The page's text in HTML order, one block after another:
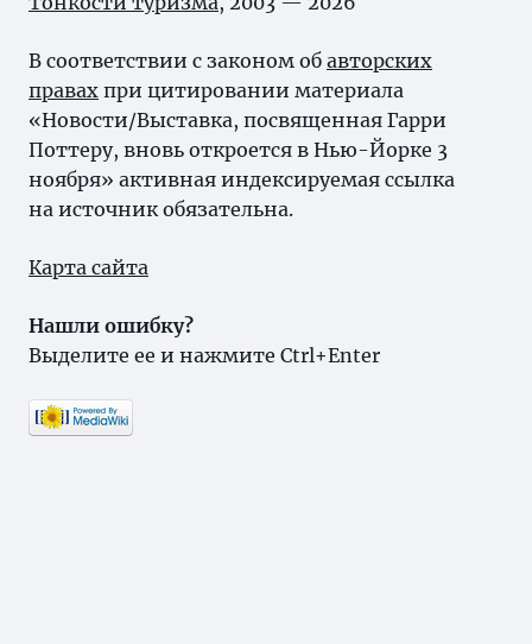
В соответствии с законом об авторских
правах при цитировании материала
«Новости/Выставка, посвященная Гарри
Поттеру, вновь откроется в Нью-Йорке 3
ноября» активная индексируемая ссылка
на источник обязательна.
Карта сайта
Нашли ошибку?
Выделите ее и нажмите Ctrl+Enter